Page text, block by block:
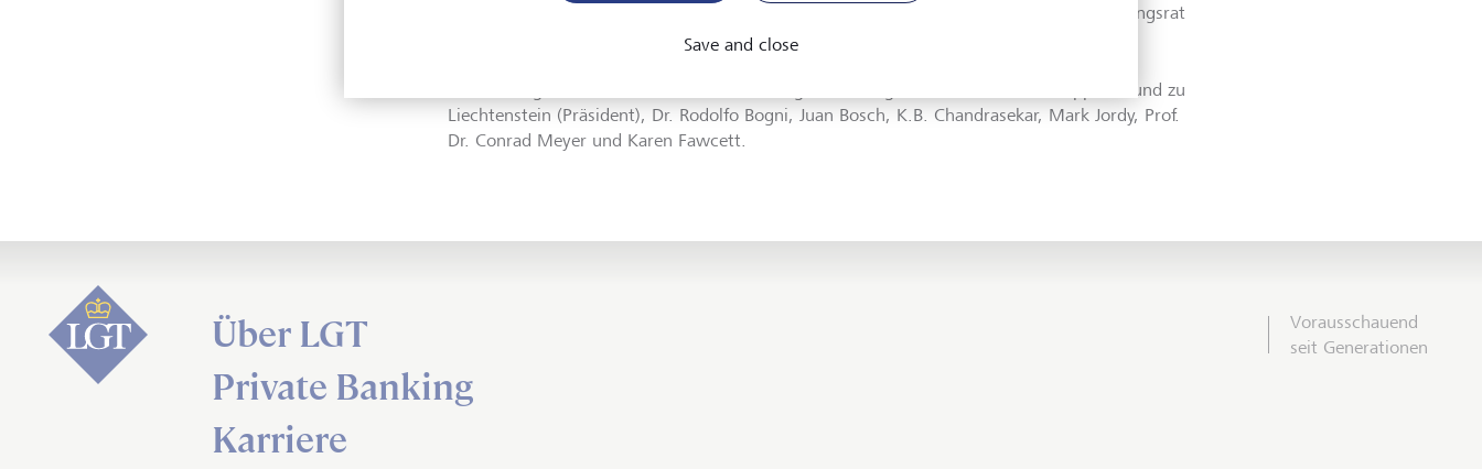
Karen Fawcett folgt auf Phillip Colebatch, der im April 2019 altershalber aus dem Stiftungsrat
Der Stiftungsrat der LGT besteht neu aus folgenden Mitgliedern: S.D. Prinz Philipp von und zu
Liechtenstein (Präsident), Dr. Rodolfo Bogni, Juan Bosch, K.B. Chandrasekar, Mark Jordy, Prof.
Dr. Conrad Meyer und Karen Fawcett.
Vorausschauend
seit Generationen
Über LGT
Private Banking
Karriere
Save and close